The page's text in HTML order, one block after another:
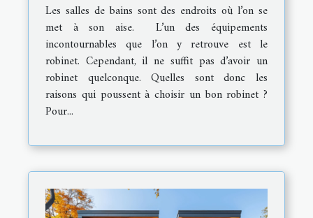
Les salles de bains sont des endroits où l’on se
met à son aise. L’un des équipements
incontournables que l’on y retrouve est le
robinet. Cependant, il ne suffit pas d’avoir un
robinet quelconque. Quelles sont donc les
raisons qui poussent à choisir un bon robinet ?
Pour...